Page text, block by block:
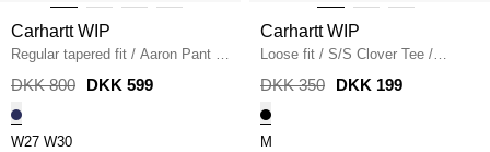
Carhartt WIP
Regular tapered fit / Aaron Pant /
BLUE RINSED
DKK 800 DKK 599
W27 W30
Carhartt WIP
Loose fit / S/S Clover Tee /
BLACK
DKK 350 DKK 199
M